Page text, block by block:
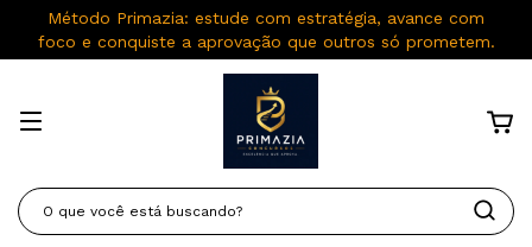
Método Primazia: estude com estratégia, avance com
foco e conquiste a aprovação que outros só prometem.